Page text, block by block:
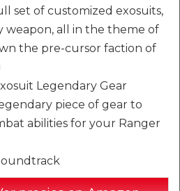
set of customized exosuits,
weapon, all in the theme of
the pre-cursor faction of
Legendary Gear
piece of gear to
abilities for your Ranger